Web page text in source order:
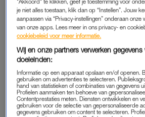
Stefan blijft in Nederland wonen, maar
haar twintigste naar Canada. Ondanks
dat ze inmiddels met een andere man
dromen over haar eerste vriendje. “Die
intens, dat ik mijn moeder in Nederland
alles wel goed ging met Stefan. Later
dagen dat ik zo heftig over hem had
geboren waren.”
je niet alles toestaan, klik dan op “Instellen”. Jouw
aanpassen via “Privacy-instellingen” onderaan onze
van onze apps. Lees meer in ons privacy- en
cookiebeleid voor meer informatie.
Wij en onze partners verwerken
doeleinden:
Informatie op een apparaat opslaan en/of openen.
gebruiken om advertenties te selecteren.
hand van statistieken of combinaties van gegevens
Profielen aanmaken ten behoeve van
Contentprestaties meten. Diensten ontwikkelen en
gebruiken voor de selectie van gepersonaliseerde
gegevens gebruiken om content te selecteren.